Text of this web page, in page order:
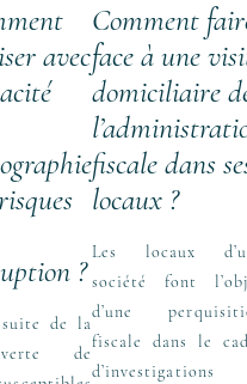
avec
?
de la
de
Comment
face à une
domiciliaire
fiscale dans
locaux ?
Les locaux
société font
d’une
fiscale dans le
d’investigations